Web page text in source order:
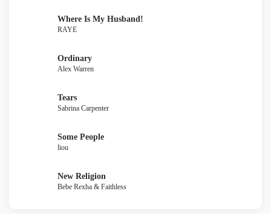
Where Is My Husband!
RAYE
Ordinary
Alex Warren
Tears
Sabrina Carpenter
Some People
liou
New Religion
Bebe Rexha & Faithless